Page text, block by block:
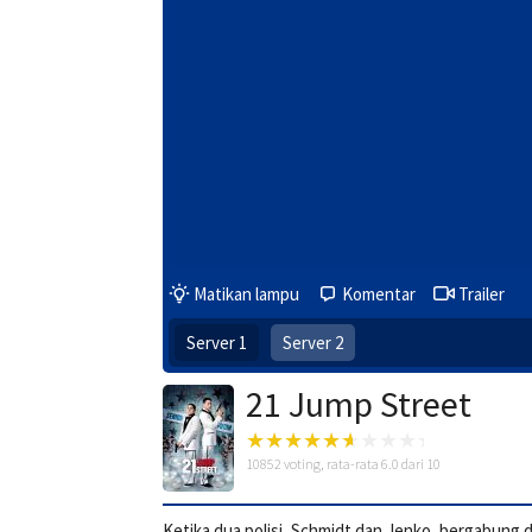
Matikan lampu Komentar Trailer
Server 1 Server 2
21 Jump Street
10852 voting, rata-rata 6.0 dari 10